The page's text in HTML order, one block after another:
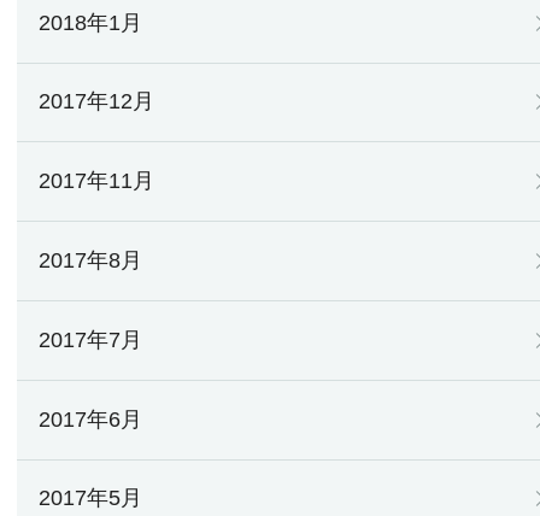
2018年1月
2017年12月
2017年11月
2017年8月
2017年7月
2017年6月
2017年5月